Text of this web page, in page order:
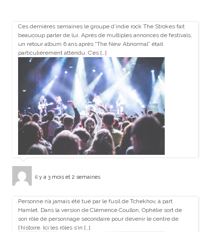
Ces dernières semaines le groupe d’indie rock The Strokes fait
beaucoup parler de lui. Après de multiples annonces de festivals,
un retour album 6 ans après “The New Abnormal” était
particulièrement attendu. C’es […]
il y a 3 mois et 2 semaines
Personne n’a jamais été tué par le fusil de Tchekhov, à part
Hamlet. Dans la version de Clémence Coullon, Ophélie sort de
son rôle de personnage secondaire pour devenir le centre de
l’histoire. Ici les rôles s’in […]